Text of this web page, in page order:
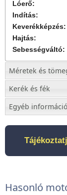
Lóerő:
Indítás:
Keverékképzés:
Hajtás:
Sebességváltó:
Méretek és
Kerék és fék
Egyéb
Hasonló